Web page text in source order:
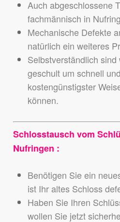
Auch abgeschlossene
fachmännisch in
Mechanische Defekte
natürlich ein weiteres
Selbstverständlich sind
geschult um schnell
kostengünstigster
können.
Schlosstausch vom
Nufringen :
Benötigen Sie ein
ist Ihr altes Schloss
Haben Sie Ihren
wollen Sie jetzt